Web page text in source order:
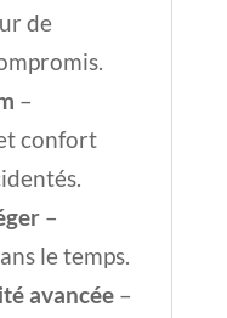
de
–
confort
–
le temps.
avancée–